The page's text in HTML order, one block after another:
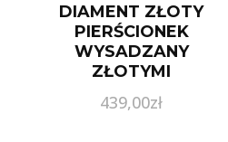
DIAMENT ZŁOTY
PIERŚCIONEK
WYSADZANY
ZŁOTYMI
439,00zł